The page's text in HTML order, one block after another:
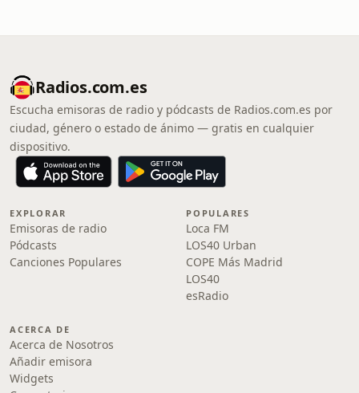
Radios.com.es
Escucha emisoras de radio y pódcasts de Radios.com.es por
ciudad, género o estado de ánimo — gratis en cualquier
dispositivo.
EXPLORAR
Emisoras de radio
Pódcasts
Canciones Populares
POPULARES
Loca FM
LOS40 Urban
COPE Más Madrid
LOS40
esRadio
ACERCA DE
Acerca de Nosotros
Añadir emisora
Widgets